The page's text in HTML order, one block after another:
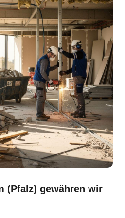
(Pfalz) gewähren wir